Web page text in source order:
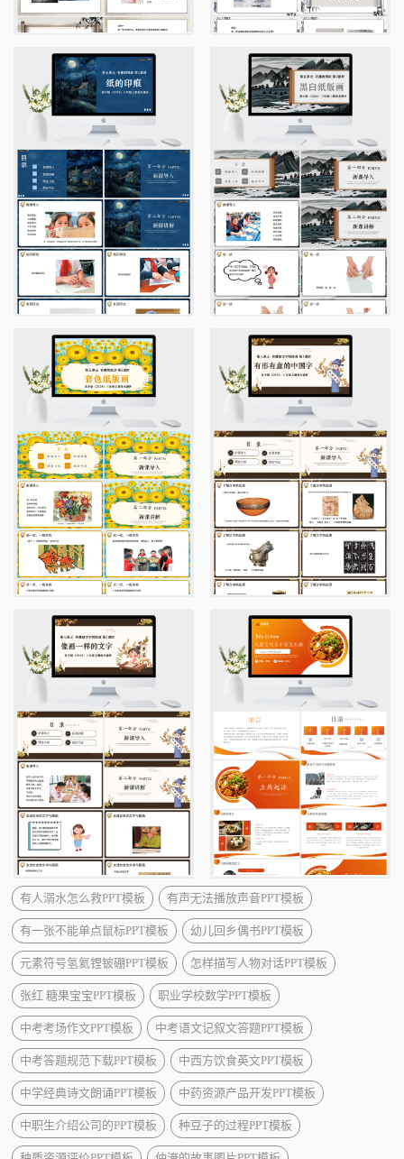
有人溺水怎么救PPT模板 有声无法播放声音PPT模板
有一张不能单点鼠标PPT模板 幼儿回乡偶书PPT模板
元素符号氢氦锂铍硼PPT模板 怎样描写人物对话PPT模板
张红 糖果宝宝PPT模板 职业学校数学PPT模板
中考考场作文PPT模板 中考语文记叙文答题PPT模板
中考答题规范下载PPT模板 中西方饮食英文PPT模板
中学经典诗文朗诵PPT模板 中药资源产品开发PPT模板
中职生介绍公司的PPT模板 种豆子的过程PPT模板